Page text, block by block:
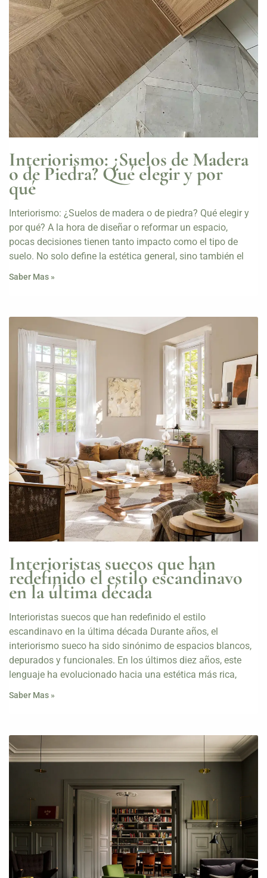
Interiorismo: ¿Suelos de Madera
o de Piedra? Qué elegir y por
qué
Interiorismo: ¿Suelos de madera o de piedra? Qué elegir y
por qué? A la hora de diseñar o reformar un espacio,
pocas decisiones tienen tanto impacto como el tipo de
suelo. No solo define la estética general, sino también el
Saber Mas »
Interioristas suecos que han
redefinido el estilo escandinavo
en la última década
Interioristas suecos que han redefinido el estilo
escandinavo en la última década Durante años, el
interiorismo sueco ha sido sinónimo de espacios blancos,
depurados y funcionales. En los últimos diez años, este
lenguaje ha evolucionado hacia una estética más rica,
Saber Mas »